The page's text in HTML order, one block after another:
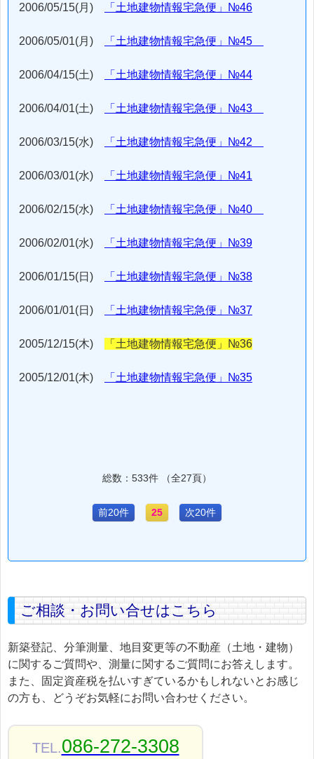
2006/05/15(月) 「土地建物情報宅急便」№46
2006/05/01(月) 「土地建物情報宅急便」№45
2006/04/15(土) 「土地建物情報宅急便」№44
2006/04/01(土) 「土地建物情報宅急便」№43
2006/03/15(水) 「土地建物情報宅急便」№42
2006/03/01(水) 「土地建物情報宅急便」№41
2006/02/15(水) 「土地建物情報宅急便」№40
2006/02/01(水) 「土地建物情報宅急便」№39
2006/01/15(日) 「土地建物情報宅急便」№38
2006/01/01(日) 「土地建物情報宅急便」№37
2005/12/15(木) 「土地建物情報宅急便」№36
2005/12/01(木) 「土地建物情報宅急便」№35
総数：533件 （全27頁）
前20件 25 次20件
ご相談・お問い合せはこちら
新築登記、分筆測量、地目変更等の不動産（土地・建物）
に関するご質問や、測量に関するご質問にお答えします。
また、固定資産税を払いすぎているかもしれないとお感じ
の方も、どうぞお気軽にお問い合わせください。
TEL.086-272-3308